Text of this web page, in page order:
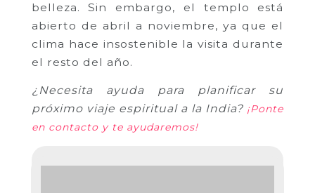
belleza. Sin embargo, el templo está
abierto de abril a noviembre, ya que el
clima hace insostenible la visita durante
el resto del año.
¿Necesita ayuda para planificar su
próximo viaje espiritual a la India? ¡Ponte
en contacto y te ayudaremos!